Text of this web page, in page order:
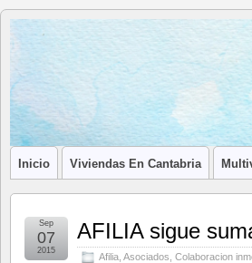
Blog de
Afilia
Inmobiliarias
LA ASOCIACIÓN DE LOS
Inicio Viviendas En Cantabria
AFILIA sigue
Afilia Asociados Colaboracion
Sep
07
2015